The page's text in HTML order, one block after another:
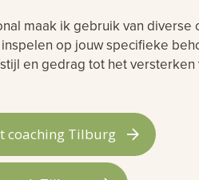
maak ik gebruik van
op jouw specifieke
en gedrag tot het
coaching Tilburg